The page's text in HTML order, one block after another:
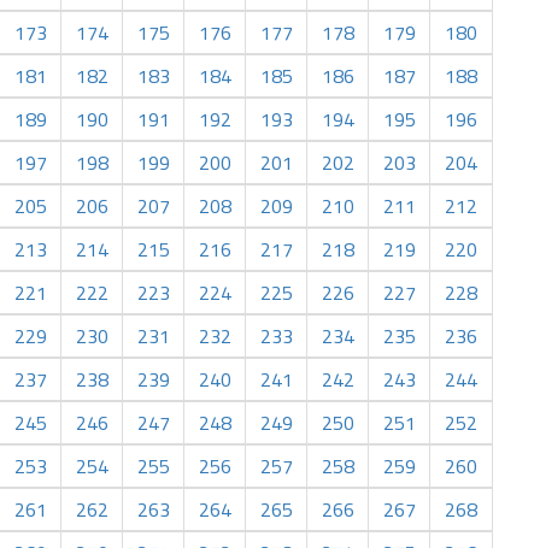
173
174 175 176 177 178 179
180
181
182 183 184 185 186 187
188
189
190 191 192 193 194 195
196
197
198 199 200 201 202 203
204
205
206 207 208 209 210 211
212
213
214 215 216 217 218 219
220
221
222 223 224 225 226 227
228
229
230 231 232 233 234 235
236
237
238 239 240 241 242 243
244
245
246 247 248 249 250 251
252
253
254 255 256 257 258 259
260
261
262 263 264 265 266 267
268